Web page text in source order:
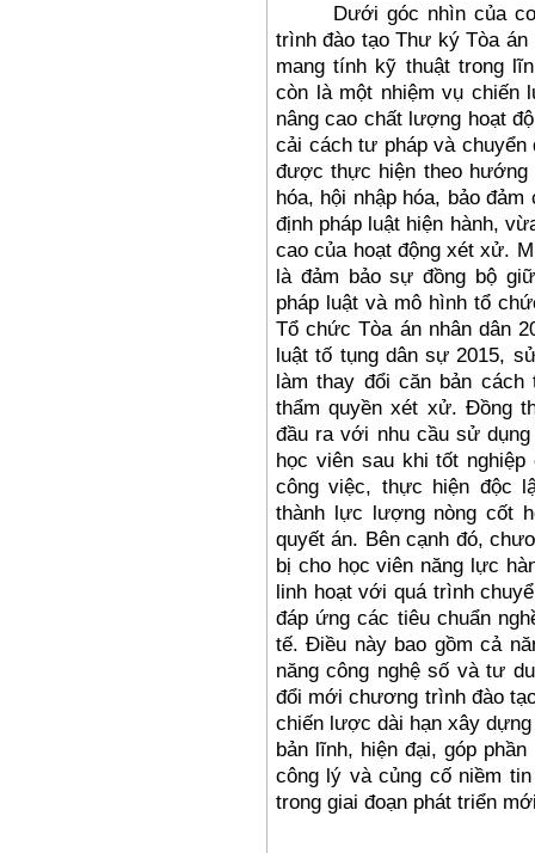
Dưới góc nhìn của
trình đào tạo Thư ký Tòa
mang tính kỹ thuật trong
còn là một nhiệm vụ chiến
nâng cao chất lượng hoạt
cải cách tư pháp và
được thực hiện theo hướng
hóa, hội nhập hóa, bảo
định pháp luật hiện hành,
cao của hoạt động xét xử.
là đảm bảo sự đồng bộ
pháp luật và mô hình tổ
Tổ chức Tòa án nhân dân
luật tố tụng dân sự 2015,
làm thay đổi căn bản
thẩm quyền xét xử. Đồng
đầu ra với nhu cầu sử
học viên sau khi tốt
công việc, thực hiện độc
thành lực lượng nòng cốt
quyết án. Bên cạnh đó,
bị cho học viên năng lực
linh hoạt với quá trình
đáp ứng các tiêu chuẩn
tế. Điều này bao gồm cả
năng công nghệ số và tư
đổi mới chương trình đào
chiến lược dài hạn xây
bản lĩnh, hiện đại, góp
công lý và củng cố niềm
trong giai đoạn phát triển